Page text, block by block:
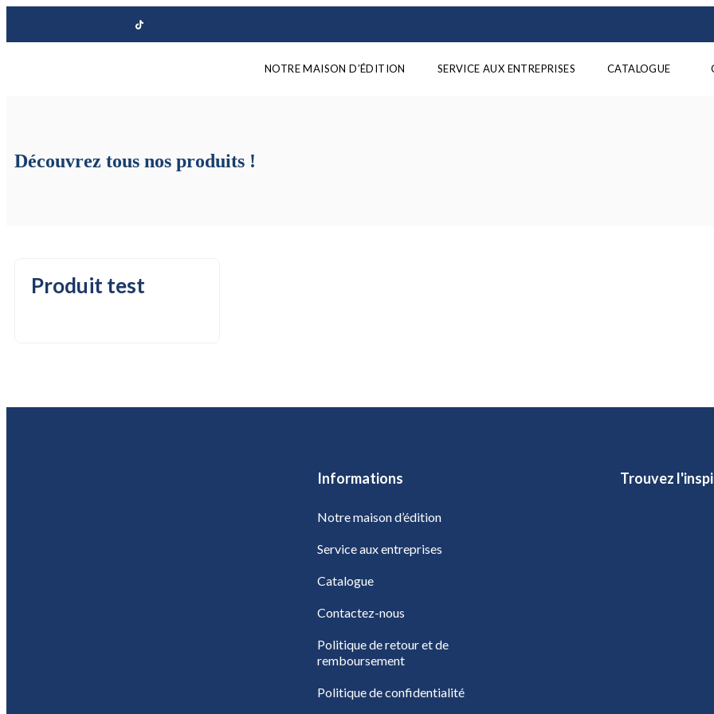
NOTRE MAISON D’ÉDITION SERVICE AUX ENTREPRISES CATALOGUE
Découvrez tous nos produits !
Produit test
Informations
Notre maison d’édition
Service aux entreprises
Catalogue
Contactez-nous
Politique de retour et de
remboursement
Politique de confidentialité
Trouvez